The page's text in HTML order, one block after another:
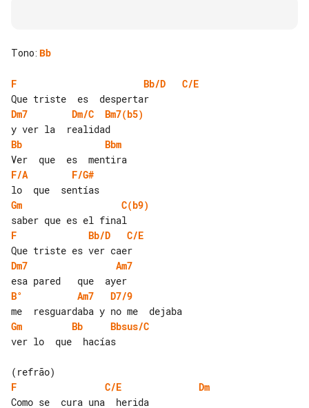
Tono: Bb
F Bb/D
C/E
Dm7
Dm/C
Bm7(b5)
Bb
Bbm
F/A
F/G#
Gm
C(b9)
F
Bb/D
C/E
Dm7
Am7
B°
Am7
D7/9
Gm
Bb
Bbsus/C
ver lo  que  hacías
F
C/E
Dm